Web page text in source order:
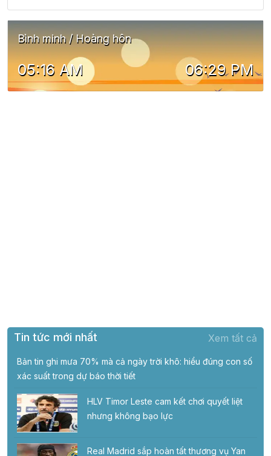
Bình minh / Hoàng hôn
05:16 AM 06:29 PM
Tin tức mới nhất Xem tất cả
Bản tin ghi mưa 70% mà cả ngày trời khô: hiểu đúng con số
xác suất trong dự báo thời tiết
HLV Timor Leste cam kết chơi quyết liệt
nhưng không bạo lực
Real Madrid sắp hoàn tất thương vụ Yan